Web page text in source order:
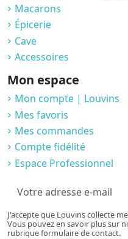
Macarons
Épicerie
Cave
Accessoires
Mon espace
Mon compte | Louvins
Mes favoris
Mes commandes
Compte fidélité
Espace Professionnel
J'accepte que Louvins collecte
Vous pouvez en savoir plus sur
rubrique formulaire de contact.